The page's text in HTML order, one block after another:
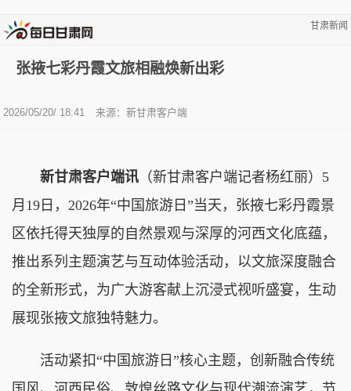
甘肃新闻
张掖七彩丹霞文旅相融焕新出彩
2026/05/20/ 18:41 来源：新甘肃客户端
新甘肃客户端讯 （新甘肃客户端记者杨红丽）5
月19日，2026年“中国旅游日”当天，张掖七彩丹霞景
区依托得天独厚的自然景观与深厚的河西文化底蕴，
推出系列主题演艺与互动体验活动，以文旅深度融合
的全新形式，为广大游客献上沉浸式视听盛宴，生动
展现张掖文旅独特魅力。
活动紧扣“中国旅游日”核心主题，创新融合传统